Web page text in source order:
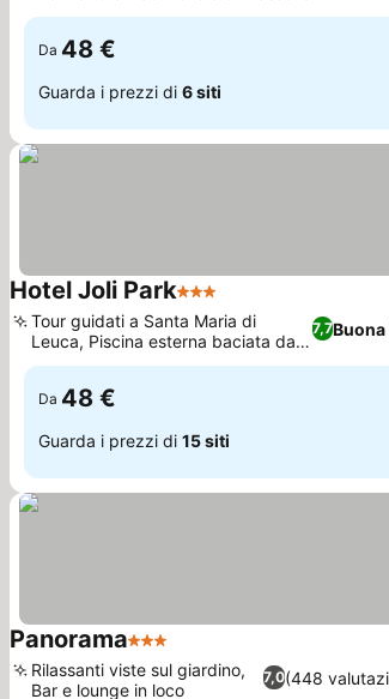
salentina
Da 48 €
Guarda i prezzi di 6 siti
Hotel Joli Park3 Stelle
7,7Buona
Tour guidati a Santa Maria di
Leuca, Piscina esterna baciata dal
sole
Da 48 €
Guarda i prezzi di 15 siti
Panorama3 Stelle
7,0(448
Rilassanti viste sul giardino,
Bar e lounge in loco